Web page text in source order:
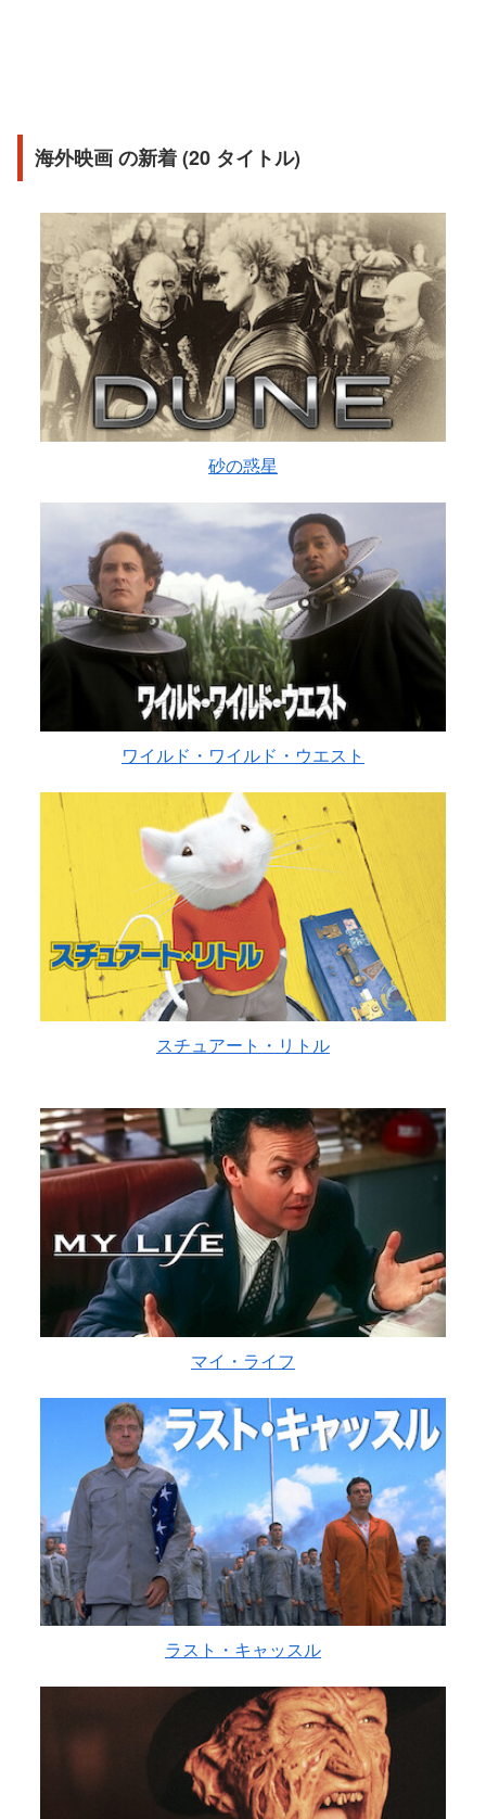
海外映画 の新着 (20 タイトル)
砂の惑星
ワイルド・ワイルド・ウエスト
スチュアート・リトル
マイ・ライフ
ラスト・キャッスル